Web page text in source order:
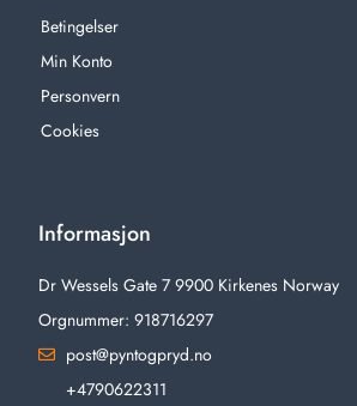
Betingelser
Min Konto
Personvern
Cookies
Informasjon
Dr Wessels Gate 7 9900 Kirkenes Norway
Orgnummer: 918716297
post@pyntogpryd.no
+4790622311